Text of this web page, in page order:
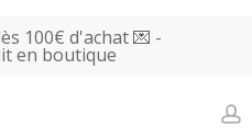
100€ d'achat 💌 -
en boutique